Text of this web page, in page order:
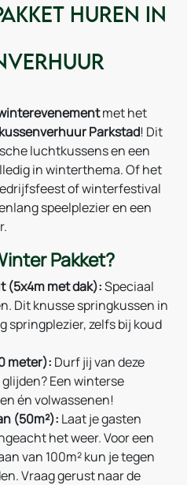
huren in
met het
Parkstad! Dit
luchtkussens en een
in winterthema. Of het
of winterfestival
speelplezier en een
Pakket?
(5x4m met dak):Speciaal
Dit knusse springkussen in
springplezier, zelfs bij koud
meter): Durf jij van deze
Een winterse
én volwassenen!
(50m²): Laat je gasten
het weer. Voor een
van 100m² kun je tegen
Vraag gerust naar de